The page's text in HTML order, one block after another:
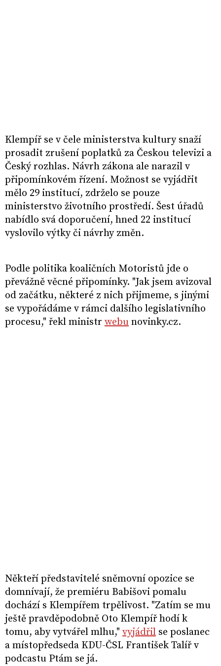
Klempíř se v čele ministerstva kultury snaží
prosadit zrušení poplatků za Českou televizi a
Český rozhlas. Návrh zákona ale narazil v
připomínkovém řízení. Možnost se vyjádřit
mělo 29 institucí, zdrželo se pouze
ministerstvo životního prostředí. Šest úřadů
nabídlo svá doporučení, hned 22 institucí
vyslovilo výtky či návrhy změn.
Podle politika koaličních Motoristů jde o
převážně věcné připomínky. "Jak jsem avizoval
od začátku, některé z nich přijmeme, s jinými
se vypořádáme v rámci dalšího legislativního
procesu," řekl ministr webu novinky.cz.
Někteří představitelé sněmovní opozice se
domnívají, že premiéru Babišovi pomalu
dochází s Klempířem trpělivost. "Zatím se mu
ještě pravděpodobně Oto Klempíř hodí k
tomu, aby vytvářel mlhu," vyjádřil se poslanec
a místopředseda KDU-ČSL František Talíř v
podcastu Ptám se já.